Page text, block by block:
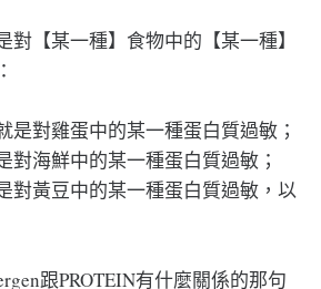
對【某一種】食物中的【某一種】
是對雞蛋中的某一種蛋白質過敏；
對海鮮中的某一種蛋白質過敏；
對黃豆中的某一種蛋白質過敏，以
跟PROTEIN有什麼關係的那句